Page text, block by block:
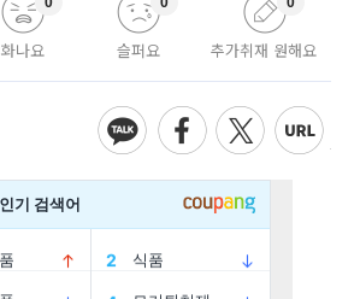
화나요 슬퍼요 추가취재 원해요